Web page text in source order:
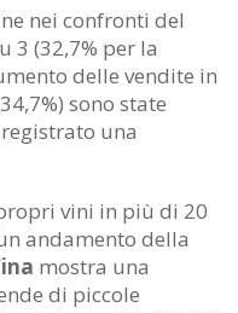
nei confronti del
3 (32,7% per la
delle vendite in
sono state
una
vini in più di 20
andamento della
mostra una
di piccole